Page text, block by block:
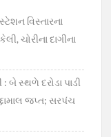
વિસ્તારના
ચોરીના દાગીના
બે સ્થળે દરોડા પાડી
જપ્ત; સરપંચ